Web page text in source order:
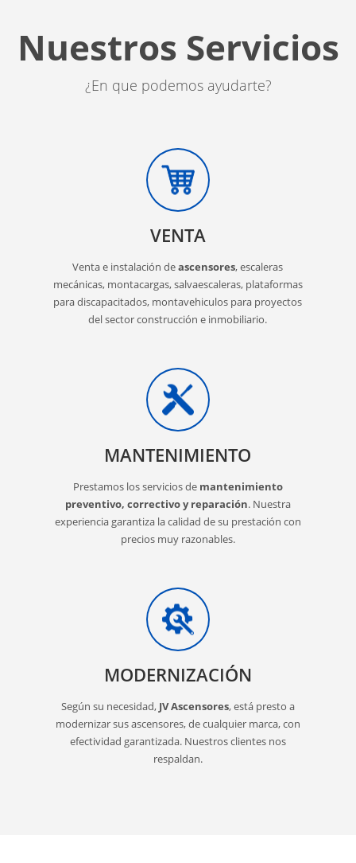
Nuestros Servicios
¿En que podemos ayudarte?
VENTA
Venta e instalación deascensores, escaleras
mecánicas, montacargas, salvaescaleras, plataformas
para discapacitados, montavehiculos para proyectos
del sector construcción e inmobiliario.
MANTENIMIENTO
Prestamos los servicios de mantenimiento
preventivo, correctivo y reparación. Nuestra
experiencia garantiza la calidad de su prestación con
precios muy razonables.
MODERNIZACIÓN
Según su necesidad, JV Ascensores, está presto a
modernizar sus ascensores, de cualquier marca, con
efectividad garantizada. Nuestros clientes nos
respaldan.